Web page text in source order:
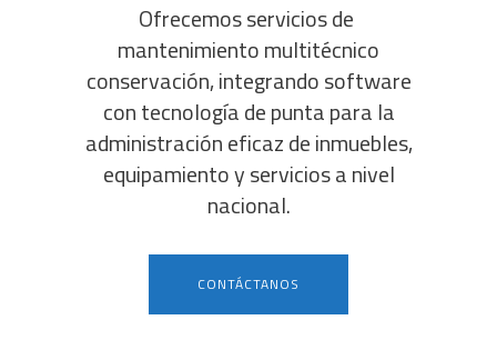
Ofrecemos servicios de
mantenimiento multitécnico
conservación, integrando software
con tecnología de punta para la
administración eficaz de inmuebles,
equipamiento y servicios a nivel
nacional.
CONTÁCTANOS